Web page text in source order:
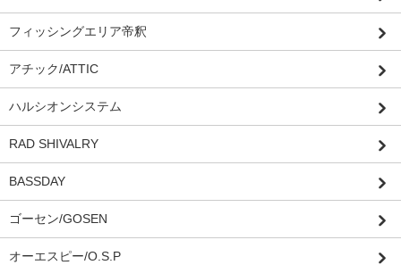
フィッシングエリア帝釈
アチック/ATTIC
ハルシオンシステム
RAD SHIVALRY
BASSDAY
ゴーセン/GOSEN
オーエスピー/O.S.P